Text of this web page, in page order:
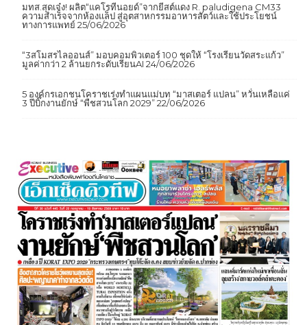
มทส.สุดเจ๋ง! ผลิต“แคโรทีนอยด์”จากยีสต์แดง R. paludigena CM33
ความสำเร็จจากห้องแล็ป สู่อุตสาหกรรมอาหารสัตว์และใช้ประโยชน์
ทางการแพทย์ 25/06/2026
“3สโมสรไลออนส์” มอบคอมพิวเตอร์ 100 ชุดให้ “โรงเรียนวัดสระแก้ว”
มูลค่ากว่า 2 ล้านยกระดับเรียนAI 24/06/2026
5 องค์กรเอกชนโคราชเร่งทำแผนแม่บท “มาสเตอร์ แปลน” หวั่นเหลือแค่
3 ปีบิ๊กงานยักษ์ “พืชสวนโลก 2029” 22/06/2026